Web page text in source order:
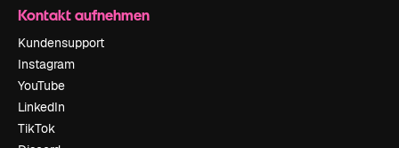
Kontakt aufnehmen
Kundensupport
Instagram
YouTube
LinkedIn
TikTok